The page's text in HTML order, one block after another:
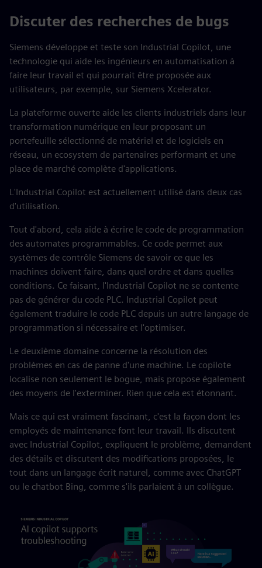
Discuter des recherches de bugs
Siemens développe et teste son Industrial Copilot, une
technologie qui aide les ingénieurs en automatisation à
faire leur travail et qui pourrait être proposée aux
utilisateurs, par exemple, sur Siemens Xcelerator.
La plateforme ouverte aide les clients industriels dans leur
transformation numérique en leur proposant un
portefeuille sélectionné de matériel et de logiciels en
réseau, un ecosystem de partenaires performant et une
place de marché complète d'applications.
L'Industrial Copilot est actuellement utilisé dans deux cas
d'utilisation.
Tout d'abord, cela aide à écrire le code de programmation
des automates programmables. Ce code permet aux
systèmes de contrôle Siemens de savoir ce que les
machines doivent faire, dans quel ordre et dans quelles
conditions. Ce faisant, l'Industrial Copilot ne se contente
pas de générer du code PLC. Industrial Copilot peut
également traduire le code PLC depuis un autre langage de
programmation si nécessaire et l'optimiser.
Le deuxième domaine concerne la résolution des
problèmes en cas de panne d'une machine. Le copilote
localise non seulement le bogue, mais propose également
des moyens de l'exterminer. Rien que cela est étonnant.
Mais ce qui est vraiment fascinant, c'est la façon dont les
employés de maintenance font leur travail. Ils discutent
avec Industrial Copilot, expliquent le problème, demandent
des détails et discutent des modifications proposées, le
tout dans un langage écrit naturel, comme avec ChatGPT
ou le chatbot Bing, comme s'ils parlaient à un collègue.